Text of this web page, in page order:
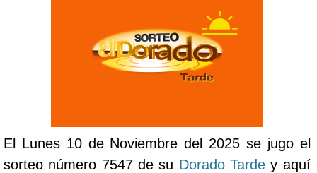
El Lunes 10 de Noviembre del 2025 se jugo el
sorteo número 7547 de su Dorado Tardey aquí